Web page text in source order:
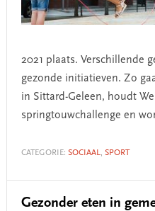
2021 plaats. Verschillende
gezonde initiatieven. Zo
in Sittard-Geleen, houdt
springtouwchallenge en
CATEGORIE: SOCIAAL, SPORT
Gezonder eten in